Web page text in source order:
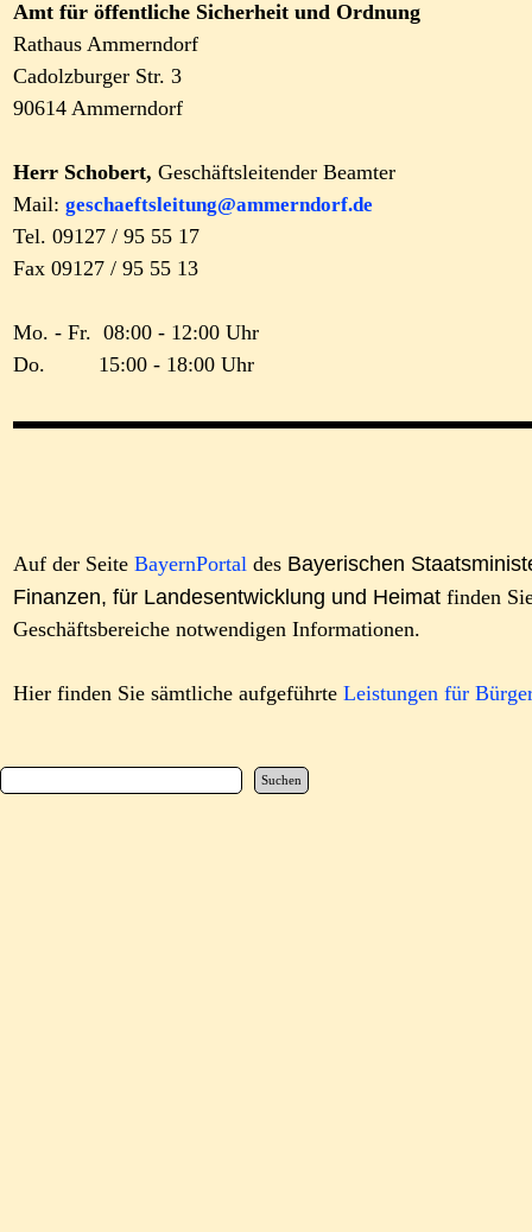
Amt für öffentliche Sicherheit und Ordnung
Rathaus Ammerndorf
Cadolzburger Str. 3
90614 Ammerndorf
Herr Schobert, Geschäftsleitender Beamter
Mail: geschaeftsleitung@ammerndorf.de
Tel. 09127 / 95 55 17
Fax 09127 / 95 55 13
Mo. - Fr. 08:00 - 12:00 Uhr
Do. 15:00 - 18:00 Uhr
Auf der Seite BayernPortal des Bayerischen
Finanzen, für Landesentwicklung und Heimat finden
Geschäftsbereiche notwendigen Informationen.
Hier finden Sie sämtliche aufgeführte Leistungen für
Suchen